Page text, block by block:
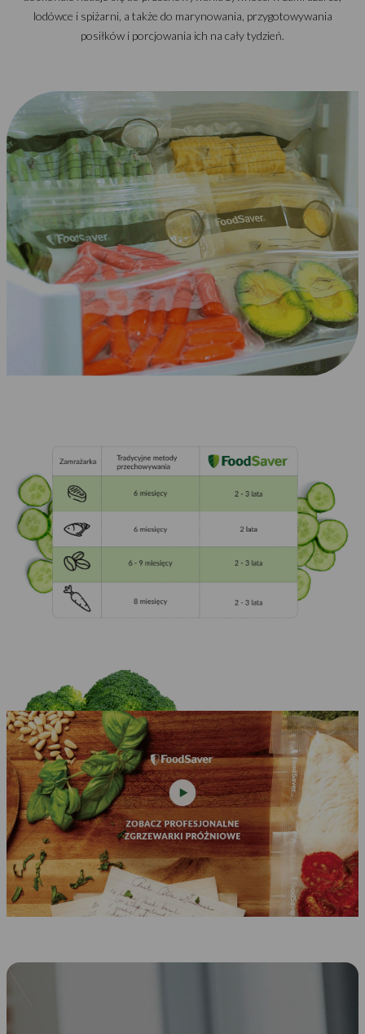
lodówce i spiżarni, a także do marynowania, przygotowywania
posiłków i porcjowania ich na cały tydzień.